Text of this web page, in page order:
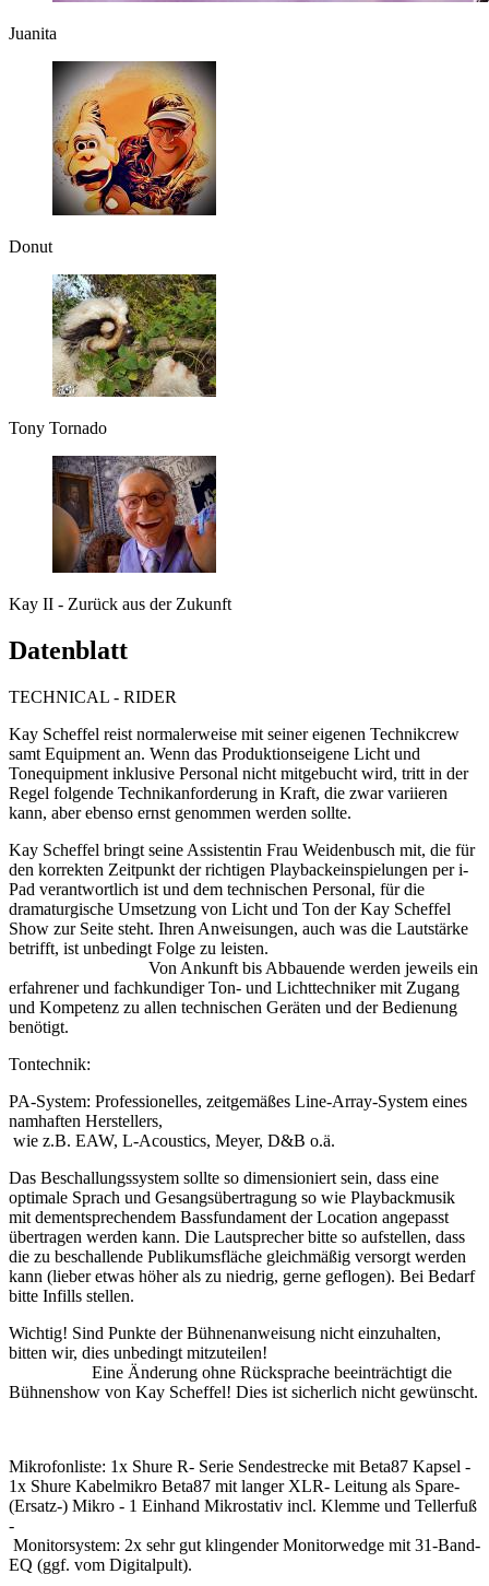
Juanita
Donut
Tony Tornado
Kay II - Zurück aus der Zukunft
Datenblatt
TECHNICAL - RIDER
Kay Scheffel reist normalerweise mit seiner eigenen Technikcrew
samt Equipment an. Wenn das Produktionseigene Licht und
Tonequipment inklusive Personal nicht mitgebucht wird, tritt in der
Regel folgende Technikanforderung in Kraft, die zwar variieren
kann, aber ebenso ernst genommen werden sollte.
Kay Scheffel bringt seine Assistentin Frau Weidenbusch mit, die für
den korrekten Zeitpunkt der richtigen Playbackeinspielungen per i-
Pad verantwortlich ist und dem technischen Personal, für die
dramaturgische Umsetzung von Licht und Ton der Kay Scheffel
Show zur Seite steht. Ihren Anweisungen, auch was die Lautstärke
betrifft, ist unbedingt Folge zu leisten.
Von Ankunft bis Abbauende werden jeweils ein
erfahrener und fachkundiger Ton- und Lichttechniker mit Zugang
und Kompetenz zu allen technischen Geräten und der Bedienung
benötigt.
Tontechnik:
PA-System: Professionelles, zeitgemäßes Line-Array-System eines
namhaften Herstellers,
wie z.B. EAW, L-Acoustics, Meyer, D&B o.ä.
Das Beschallungssystem sollte so dimensioniert sein, dass eine
optimale Sprach und Gesangsübertragung so wie Playbackmusik
mit dementsprechendem Bassfundament der Location angepasst
übertragen werden kann. Die Lautsprecher bitte so aufstellen, dass
die zu beschallende Publikumsfläche gleichmäßig versorgt werden
kann (lieber etwas höher als zu niedrig, gerne geflogen). Bei Bedarf
bitte Infills stellen.
Wichtig! Sind Punkte der Bühnenanweisung nicht einzuhalten,
bitten wir, dies unbedingt mitzuteilen!
Eine Änderung ohne Rücksprache beeinträchtigt die
Bühnenshow von Kay Scheffel! Dies ist sicherlich nicht gewünscht.
Mikrofonliste: 1x Shure R- Serie Sendestrecke mit Beta87 Kapsel -
1x Shure Kabelmikro Beta87 mit langer XLR- Leitung als Spare-
(Ersatz-) Mikro - 1 Einhand Mikrostativ incl. Klemme und Tellerfuß
-
Monitorsystem: 2x sehr gut klingender Monitorwedge mit 31-Band-
EQ (ggf. vom Digitalpult).